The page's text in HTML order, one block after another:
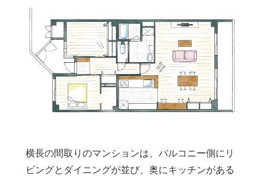
横長の間取りのマンションは、バルコニー側にリ
ビングとダイニングが並び、奥にキッチンがある